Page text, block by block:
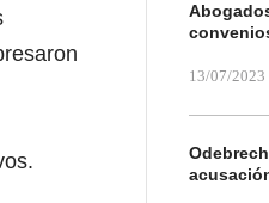
13/07/2023